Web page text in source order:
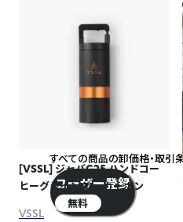
[VSSL] ジャバG25 ハンドコー
ヒーグラインダー カーボン
VSSL
すべての商品の卸価格・取引
ユーザー登録
無料